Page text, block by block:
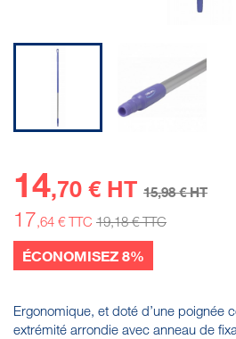
14,70 € HT 15,98 € HT
17,64 € TTC 19,18 € TTC
ÉCONOMISEZ 8%
Ergonomique, et doté d’une poignée
extrémité arrondie avec anneau de